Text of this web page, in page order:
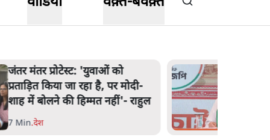
जंतर मंतर प्रोटेस्ट: 'युवाओं को
प्रताड़ित किया जा रहा है, पर मोदी-
शाह में बोलने की हिम्मत नहीं'- राहुल
7 Min.देश